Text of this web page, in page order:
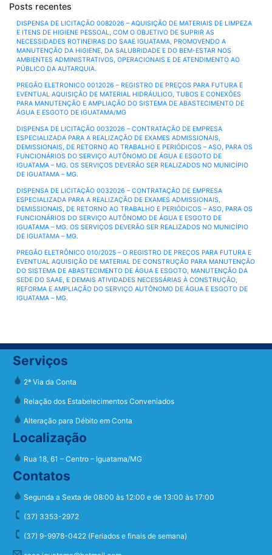
Posts recentes
DISPENSA DE LICITAÇÃO 0082026 – AQUISIÇÃO DE MATERIAIS DE LIMPEZA
E ITENS DE HIGIENE PESSOAL, COM O OBJETIVO DE SUPRIR AS
NECESSIDADES ROTINEIRAS DO SAAE IGUATAMA, PROMOVENDO A
MANUTENÇÃO DA HIGIENE, DA SALUBRIDADE E DO BEM-ESTAR NOS
AMBIENTES ADMINISTRATIVOS, OPERACIONAIS E DE ATENDIMENTO AO
PÚBLICO DA AUTARQUIA.
PREGÃO ELETRONICO 0012026 – REGISTRO DE PREÇOS PARA FUTURA E
EVENTUAL AQUISIÇÃO DE MATERIAL HIDRÁULICO, TUBOS E CONEXÕES
PARA MANUTENÇÃO E AMPLIAÇÃO DO SISTEMA DE ABASTECIMENTO DE
ÁGUA E ESGOTO DE IGUATAMA/MG
DISPENSA DE LICITAÇÃO 0032026 – CONTRATAÇÃO DE EMPRESA
ESPECIALIZADA PARA A REALIZAÇÃO DE EXAMES ADMISSIONAIS,
DEMISSIONAIS, DE RETORNO AO TRABALHO E PERIÓDICOS – ASO, PARA OS
FUNCIONÁRIOS DO SERVIÇO AUTÔNOMO DE ÁGUA E ESGOTO DE
IGUATAMA – MG. OS SERVIÇOS DEVERÃO SER REALIZADOS NO MUNICÍPIO
DE IGUATAMA – MG.
DISPENSA DE LICITAÇÃO 0032026 – CONTRATAÇÃO DE EMPRESA
ESPECIALIZADA PARA A REALIZAÇÃO DE EXAMES ADMISSIONAIS,
DEMISSIONAIS, DE RETORNO AO TRABALHO E PERIÓDICOS – ASO, PARA OS
FUNCIONÁRIOS DO SERVIÇO AUTÔNOMO DE ÁGUA E ESGOTO DE
IGUATAMA – MG. OS SERVIÇOS DEVERÃO SER REALIZADOS NO MUNICÍPIO
DE IGUATAMA – MG.
PREGÃO ELETRÔNICO 010/2025 – O REGISTRO DE PREÇOS PARA FUTURA E
EVENTUAL AQUISIÇÃO DE MATERIAL DE CONSTRUÇÃO PARA MANUTENÇÃO
DO SISTEMA DE ABASTECIMENTO DE ÁGUA E ESGOTO, MANUTENÇÃO DA
SEDE DO SAAE, E DEMAIS ATIVIDADES NECESSÁRIAS À CONSTRUÇÃO,
REFORMA E AMPLIAÇÃO DO SERVIÇO AUTÔNOMO DE ÁGUA E ESGOTO DE
IGUATAMA – MG.
Serviços
2ª Via da Conta
Relação dos Estabelecimentos Conveniados
Alteração para Débito em Conta
Localização
Rua 18, 61 – Centro – Iguatama/MG
Contatos
Segunda a Sexta de 08:00 às 12:00 e de 13:00 às 17:00
(37) 3353-2972
(37) 9-9978-0422 (Feriados e finais de semana)